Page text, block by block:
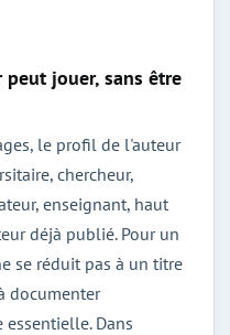
jouer, sans être
le profil de l'auteur
chercheur,
enseignant, haut
déjà publié. Pour un
se réduit pas à un titre
documenter
Dans